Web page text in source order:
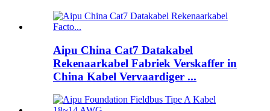
Aipu China Cat7 Datakabel
Rekenaarkabel Fabriek Verskaffer in
China Kabel Vervaardiger ...